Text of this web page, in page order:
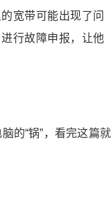
宽带可能出现了问
行故障申报，让他